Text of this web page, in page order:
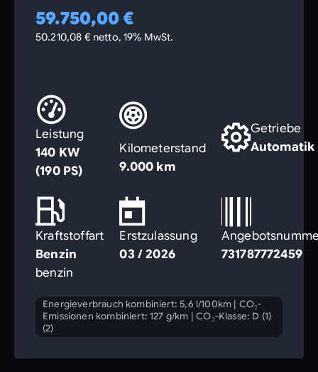
59.750,00 €
50.210,08 € netto, 19% MwSt.
Leistung
140 KW
(190 PS)
Kilometerstand
9.000 km
Getriebe
Automatik
Kraftstoffart
Benzin
Erstzulassung
03 / 2026
731787772459
benzin
Energieverbrauch kombiniert: 5,6 l/100km | CO₂-
Emissionen kombiniert: 127 g/km |CO₂-Klasse: D (1)
(2)